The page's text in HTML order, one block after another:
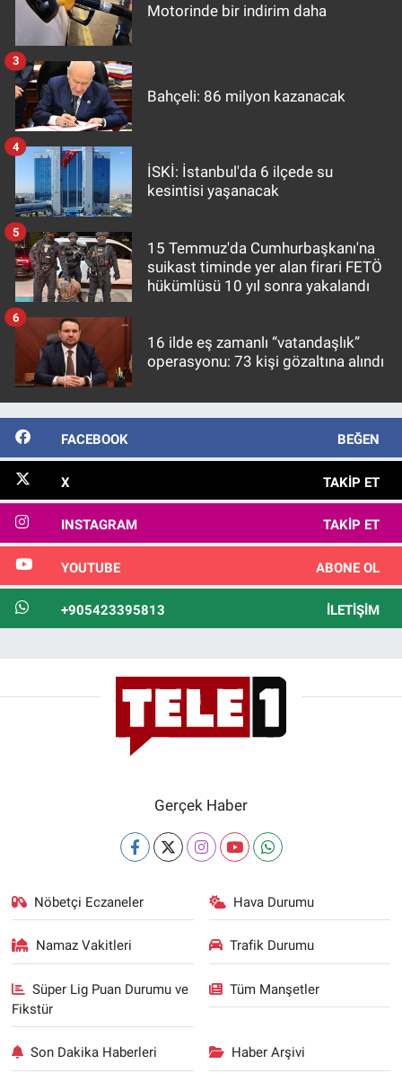
Motorinde bir indirim daha
Bahçeli: 86 milyon kazanacak
3
İSKİ: İstanbul'da 6 ilçede su
kesintisi yaşanacak
4
15 Temmuz'da Cumhurbaşkanı'na
suikast timinde yer alan firari FETÖ
hükümlüsü 10 yıl sonra yakalandı
5
16 ilde eş zamanlı “vatandaşlık”
operasyonu: 73 kişi gözaltına alındı
6
FACEBOOK BEĞEN
X TAKIP ET
INSTAGRAM TAKIP ET
YOUTUBE ABONE OL
+905423395813 İLETIŞIM
Gerçek Haber
Nöbetçi Eczaneler Hava Durumu
Namaz Vakitleri Trafik Durumu
Süper Lig Puan Durumu ve
Fikstür
Tüm Manşetler
Son Dakika Haberleri Haber Arşivi